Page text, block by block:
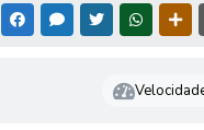
FACEBOOKMESSENGER
TWITTER